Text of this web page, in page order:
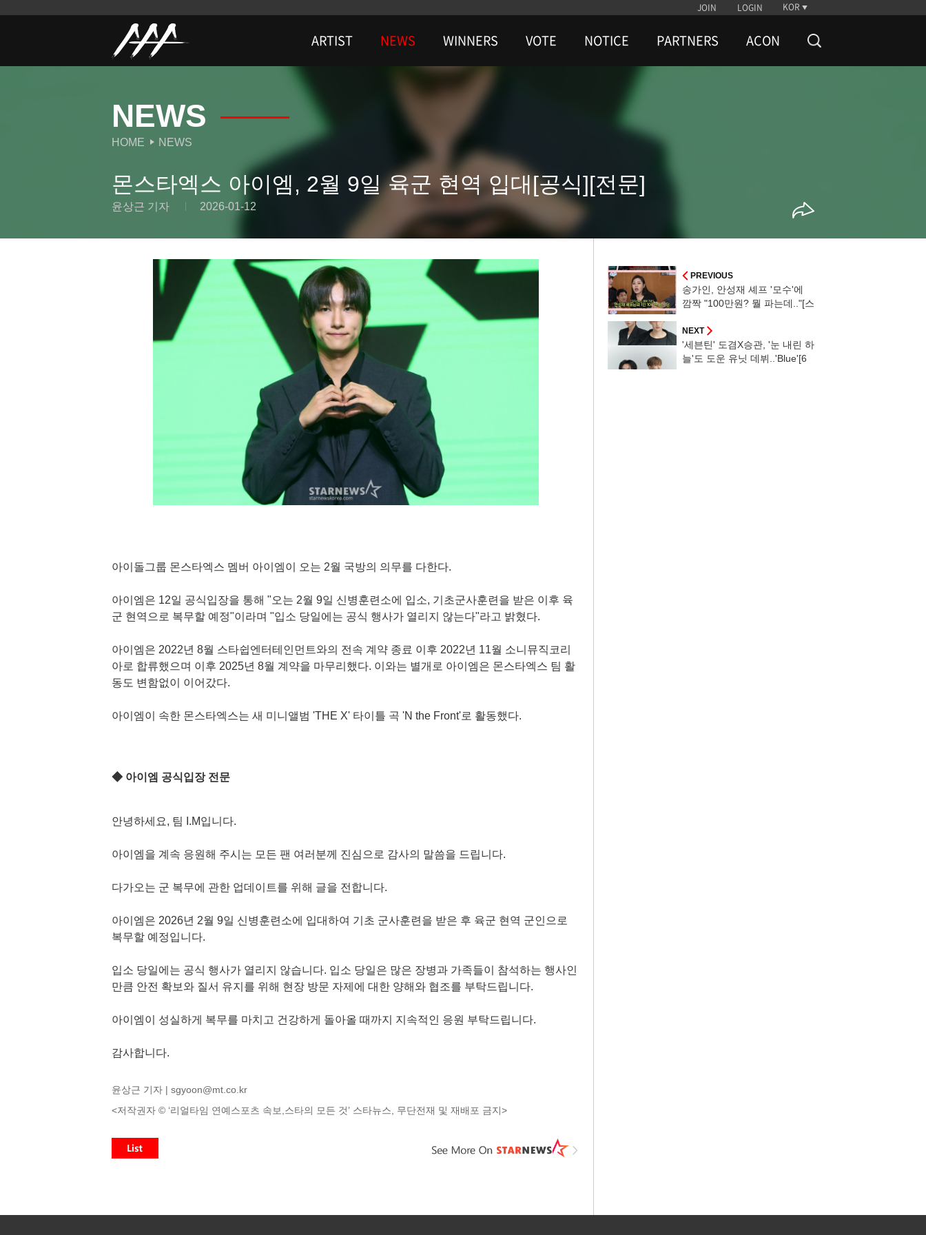
JOIN LOGIN KOR
ARTIST NEWS WINNERS VOTE NOTICE PARTNERS ACON
NEWS
HOME NEWS
몬스타엑스 아이엠, 2월 9일 육군 현역 입대[공식][전문]
윤상근 기자 2026-01-12
아이돌그룹 몬스타엑스 멤버 아이엠이 오는 2월 국방의 의무를 다한다.
아이엠은 12일 공식입장을 통해 "오는 2월 9일 신병훈련소에 입소, 기초군사훈련을 받은 이후 육
군 현역으로 복무할 예정"이라며 "입소 당일에는 공식 행사가 열리지 않는다"라고 밝혔다.
아이엠은 2022년 8월 스타쉽엔터테인먼트와의 전속 계약 종료 이후 2022년 11월 소니뮤직코리
아로 합류했으며 이후 2025년 8월 계약을 마무리했다. 이와는 별개로 아이엠은 몬스타엑스 팀 활
동도 변함없이 이어갔다.
아이엠이 속한 몬스타엑스는 새 미니앨범 'THE X' 타이틀 곡 'N the Front'로 활동했다.
◆ 아이엠 공식입장 전문
안녕하세요, 팀 I.M입니다.
아이엠을 계속 응원해 주시는 모든 팬 여러분께 진심으로 감사의 말씀을 드립니다.
다가오는 군 복무에 관한 업데이트를 위해 글을 전합니다.
아이엠은 2026년 2월 9일 신병훈련소에 입대하여 기초 군사훈련을 받은 후 육군 현역 군인으로
복무할 예정입니다.
입소 당일에는 공식 행사가 열리지 않습니다. 입소 당일은 많은 장병과 가족들이 참석하는 행사인
만큼 안전 확보와 질서 유지를 위해 현장 방문 자제에 대한 양해와 협조를 부탁드립니다.
아이엠이 성실하게 복무를 마치고 건강하게 돌아올 때까지 지속적인 응원 부탁드립니다.
감사합니다.
윤상근 기자 | sgyoon@mt.co.kr
<저작권자 © ‘리얼타임 연예스포츠 속보,스타의 모든 것’ 스타뉴스, 무단전재 및 재배포 금지>
PREVIOUS
송가인, 안성재 셰프 '모수'에
깜짝 "100만원? 뭘 파는데.."[스
NEXT
'세븐틴' 도겸X승관, '눈 내린 하
늘'도 도운 유닛 데뷔..'Blue'[6